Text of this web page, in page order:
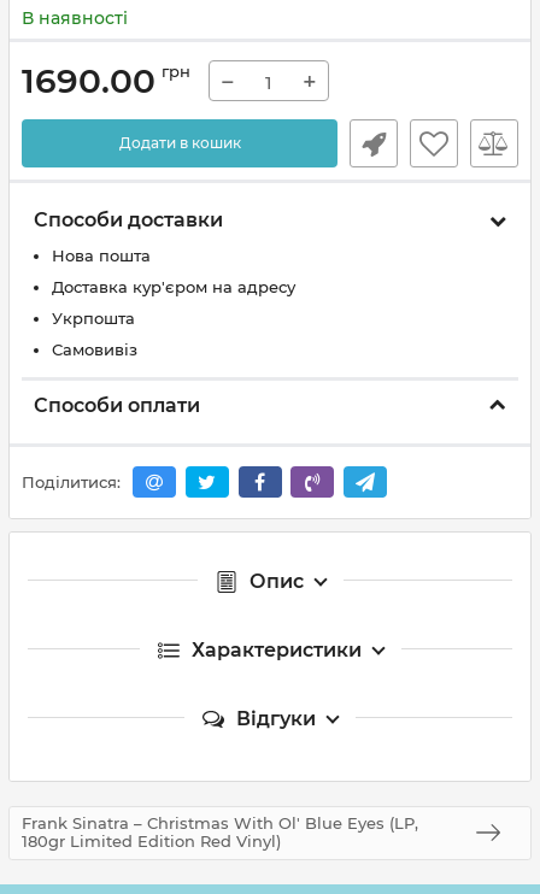
В наявності
1690.00 грн − +
Додати в кошик
Способи доставки
Нова пошта
Доставка кур'єром на адресу
Укрпошта
Самовивіз
Способи оплати
Поділитися:
Опис
Характеристики
Відгуки
Frank Sinatra – Christmas With Ol' Blue Eyes (LP,
180gr Limited Edition Red Vinyl)